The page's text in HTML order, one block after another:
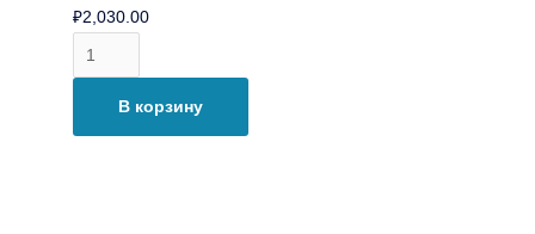
₽2,030.00
В корзину